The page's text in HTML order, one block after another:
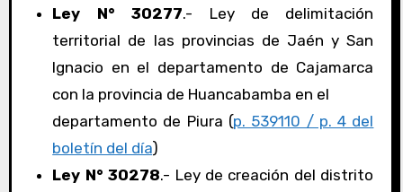
Ley N° 30277.- Ley de delimitación
territorial de las provincias de Jaén y San
Ignacio en el departamento de Cajamarca
con la provincia de Huancabamba en el
departamento de Piura (p. 539110 / p. 4 del
boletín del día)
Ley N° 30278.- Ley de creación del distrito